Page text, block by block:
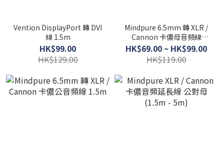
Vention DisplayPort 轉 DVI
線 1.5m
HK$99.00
HK$129.00
Mindpure 6.5mm 轉 XLR /
Cannon 卡儂母音頻線
(1.5m - 5m)
HK$69.00 ~ HK$99.00
HK$119.00